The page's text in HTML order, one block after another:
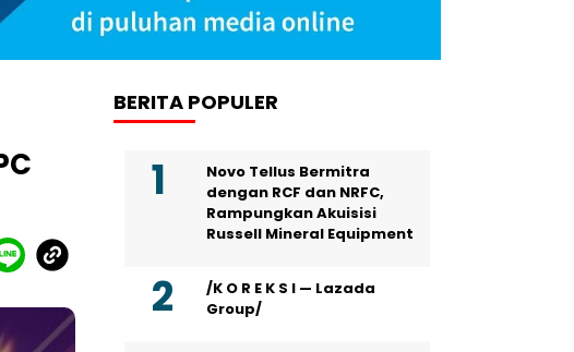
BERITA POPULER
Novo Tellus Bermitra
dengan RCF dan NRFC,
Rampungkan Akuisisi
Russell Mineral Equipment
/K O R E K S I — Lazada
Group/